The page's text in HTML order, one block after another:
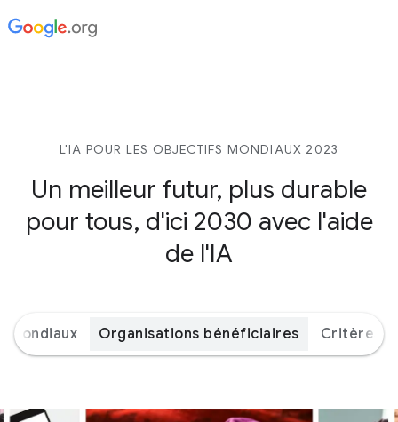
L'IA POUR LES OBJECTIFS MONDIAUX 2023
Un meilleur futur, plus durable
pour tous, d'ici 2030 avec l'aide
de l'IA
mondiaux Organisations bénéficiaires Critères